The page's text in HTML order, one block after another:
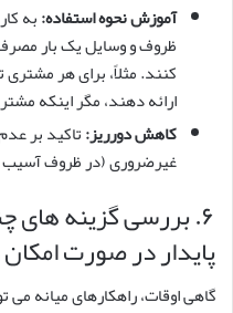
آموزش نحوه استفاده:به
ظروف و وسایل یک بار
کنند. مثلاً، برای هر
ارائه دهند، مگر اینکه
کاهش دورریز:تاکید بر
غیرضروری (در ظروف آسیب
۶. بررسی گزینه های
پایدار در صورت
گاهی اوقات، راهکارهای میانه می